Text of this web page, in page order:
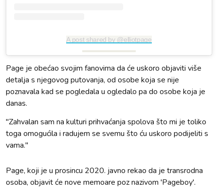
A post shared by @elliotpage
Page je obećao svojim fanovima da će uskoro objaviti više
detalja s njegovog putovanja, od osobe koja se nije
poznavala kad se pogledala u ogledalo pa do osobe koja je
danas.
"Zahvalan sam na kulturi prihvaćanja spolova što mi je toliko
toga omogućila i radujem se svemu što ću uskoro podijeliti s
vama."
Page, koji je u prosincu 2020. javno rekao da je transrodna
osoba, objavit će nove memoare poz nazivom 'Pageboy'.